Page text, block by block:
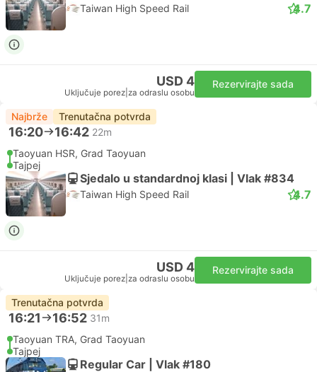
Taiwan High Speed Rail 4.7
USD 4
Uključuje porez za odraslu osobu
Rezervirajte sada
Najbrže Trenutačna potvrda
16:20 16:42 22m
Taoyuan HSR, Grad Taoyuan
Tajpej
Sjedalo u standardnoj klasi | Vlak #834
Taiwan High Speed Rail 4.7
USD 4
Uključuje porez za odraslu osobu
Rezervirajte sada
Trenutačna potvrda
16:21 16:52 31m
Taoyuan TRA, Grad Taoyuan
Tajpej
Regular Car | Vlak #180